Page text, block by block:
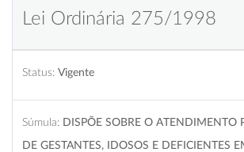
Lei Ordinária 275/1998
Status: Vigente
Súmula: DISPÕE SOBRE O ATENDIMENTO
DE GESTANTES, IDOSOS E DEFICIENTES